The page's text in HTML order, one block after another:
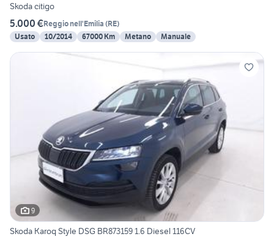
Skoda citigo
5.000 €Reggio nell'Emilia (RE)
Usato
10/2014 67000 Km Metano Manuale
9
Skoda Karoq Style DSG BR873159 1.6 Diesel 116CV